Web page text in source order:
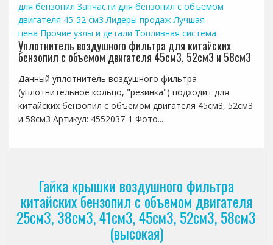
для бензопил Запчасти для бензопил с объемом
двигателя 45-52 см3 Лидеры продаж Лучшая
цена Прочие узлы и детали Топливная система
Уплотнитель воздушного фильтра для китайских
бензопил с объемом двигателя 45см3, 52см3 и 58см3
Данный уплотнитель воздушного фильтра
(уплотнительное кольцо, "резинка") подходит для
китайских бензопил с объемом двигателя 45см3, 52см3
и 58см3 Артикул: 4552037-1 Фото...
Гайка крышки воздушного фильтра
китайских бензопил с объемом двигателя
25см3, 38см3, 41см3, 45см3, 52см3, 58см3
(высокая)